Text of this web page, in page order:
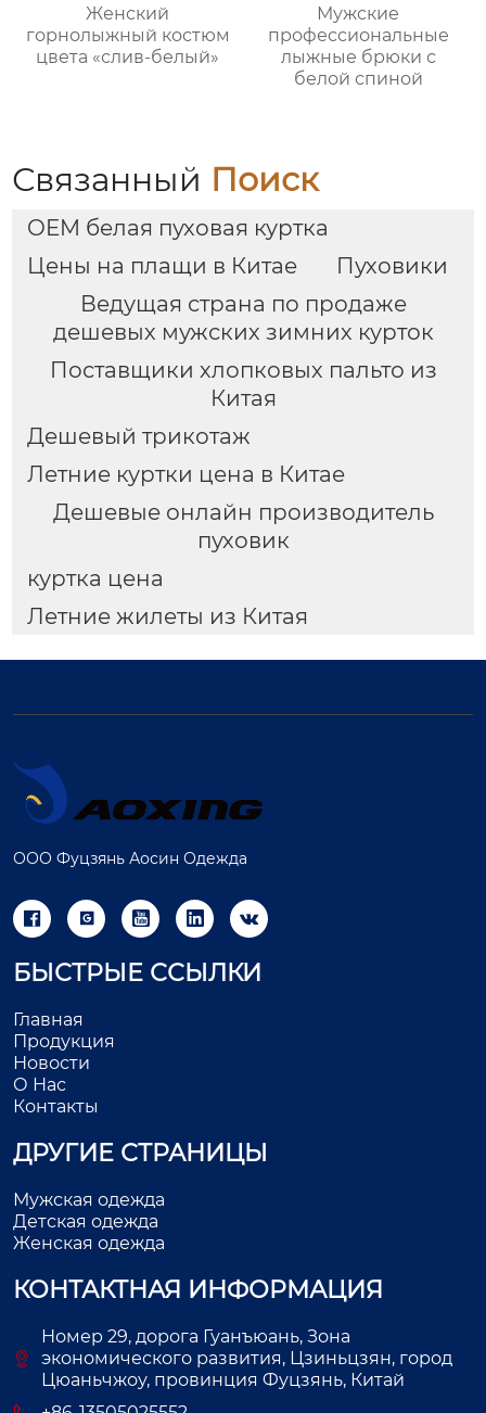
Женский
горнолыжный костюм
цвета «слив-белый»
Мужские
профессиональные
лыжные брюки с
белой спиной
Связанный Поиск
OEM белая пуховая куртка
Цены на плащи в Китае
Пуховики
Ведущая страна по продаже
дешевых мужских зимних курток
Поставщики хлопковых пальто из
Китая
Дешевый трикотаж
Летние куртки цена в Китае
Дешевые онлайн производитель
пуховик
куртка цена
Летние жилеты из Китая
ООО Фуцзянь Аосин Одежда
    
БЫСТРЫЕ ССЫЛКИ
Главная
Продукция
Новости
О Нас
Контакты
ДРУГИЕ СТРАНИЦЫ
Мужская одежда
Детская одежда
Женская одежда
КОНТАКТНАЯ ИНФОРМАЦИЯ
Номер 29, дорога Гуанъюань, Зона
экономического развития, Цзиньцзян, город
Цюаньчжоу, провинция Фуцзянь, Китай